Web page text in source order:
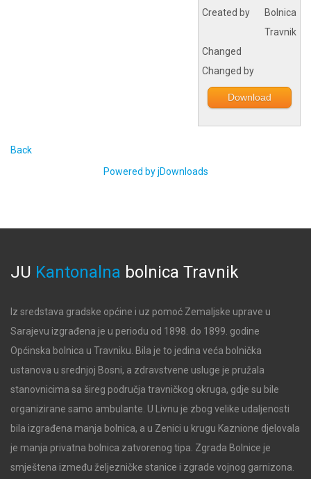
Created by
Bolnica
Travnik
Changed
Changed by
Download
Back
Powered by jDownloads
JU Kantonalna bolnica Travnik
Iz sredstava gradske općine i uz pomoć Zemaljske uprave u
Sarajevu izgrađena je u periodu od 1898. do 1899. godine
Općinska bolnica u Travniku. Bila je to jedina veća bolnička
ustanova u srednjoj Bosni, a zdravstvene usluge je pružala
stanovnicima sa šireg područja travničkog okruga, gdje su bile
organizirane samo ambulante. U Livnu je zbog velike udaljenosti
bila izgrađena manja bolnica, a u Zenici u krugu Kaznione djelovala
je manja privatna bolnica zatvorenog tipa. Zgrada Bolnice je
smještena između željezničke stanice i zgrade vojnog garnizona.